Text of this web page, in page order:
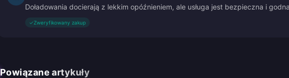
Doładowania docierają z lekkim opóźnieniem, ale usługa jest bezpieczna i
✓Zweryfikowany zakup
Powiązane artykuły